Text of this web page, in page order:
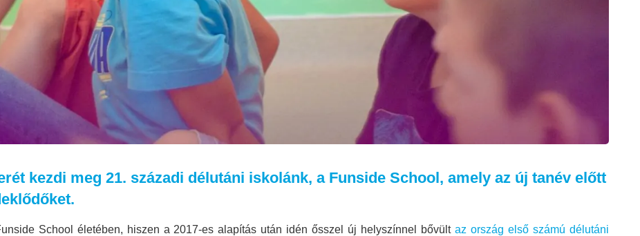
kezdi meg 21. századi délutáni iskolánk, a Funside School, amely az új tanév előtt
School életében, hiszen a 2017-es alapítás után idén ősszel új helyszínnel bővültaz ország első számú délutáni